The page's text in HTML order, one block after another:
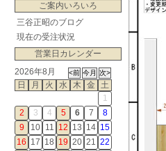
ご案内いろいろ
三谷正昭のブログ
現在の受注状況
営業日カレンダー
2026年8月
日
月 火 水 木 金
土
1
2
3 4 5 6 7
8
9
10 11 12 13 14 15
16 17 18 19 20 21 22